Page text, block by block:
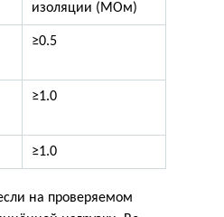
изоляции (МОм)
≥0.5
≥1.0
≥1.0
на проверяемом